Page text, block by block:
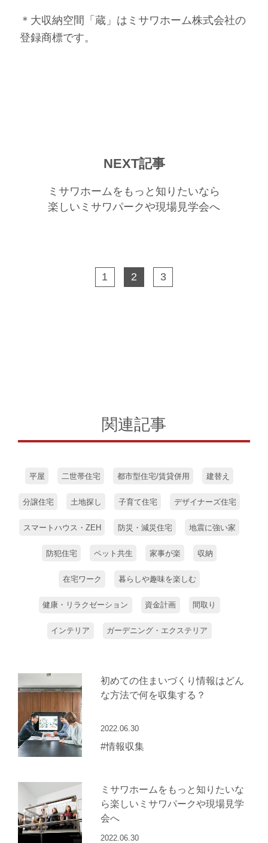
＊大収納空間「蔵」はミサワホーム株式会社の
登録商標です。
1 2 3
NEXT記事
ミサワホームをもっと知りたいなら
楽しいミサワパークや現場見学会へ
関連記事
平屋 二世帯住宅 都市型住宅/賃貸併用 建替え
分譲住宅 土地探し 子育て住宅 デザイナーズ住宅
スマートハウス・ZEH 防災・減災住宅 地震に強い家
防犯住宅 ペット共生 家事が楽 収納
在宅ワーク 暮らしや趣味を楽しむ
健康・リラクゼーション 資金計画 間取り
インテリア ガーデニング・エクステリア
初めての住まいづくり情報はどん
な方法で何を収集する？
2022.06.30
#情報収集
ミサワホームをもっと知りたいな
ら楽しいミサワパークや現場見学
会へ
2022.06.30